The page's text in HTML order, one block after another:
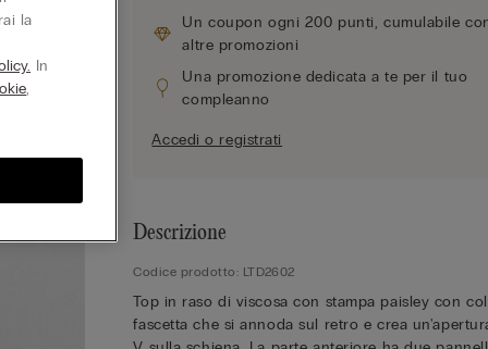
Un coupon ogni 200 punti, cumulabile
altre promozioni
Una promozione dedicata a te per il tuo
compleanno
Accedi o registrati
Descrizione
Codice prodotto: LTD2602
Top in raso di viscosa con stampa paisley con collo a
fascetta che si annoda sul retro e crea
la
In
,